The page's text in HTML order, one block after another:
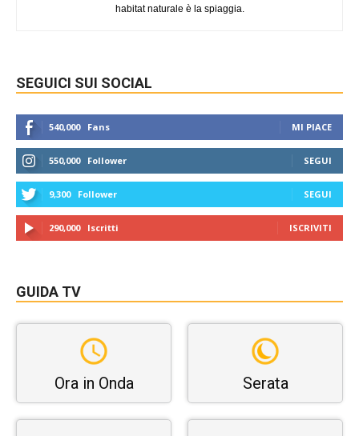
habitat naturale è la spiaggia.
SEGUICI SUI SOCIAL
540,000 Fans MI PIACE
550,000 Follower SEGUI
9,300 Follower SEGUI
290,000 Iscritti ISCRIVITI
GUIDA TV
Ora in Onda Serata